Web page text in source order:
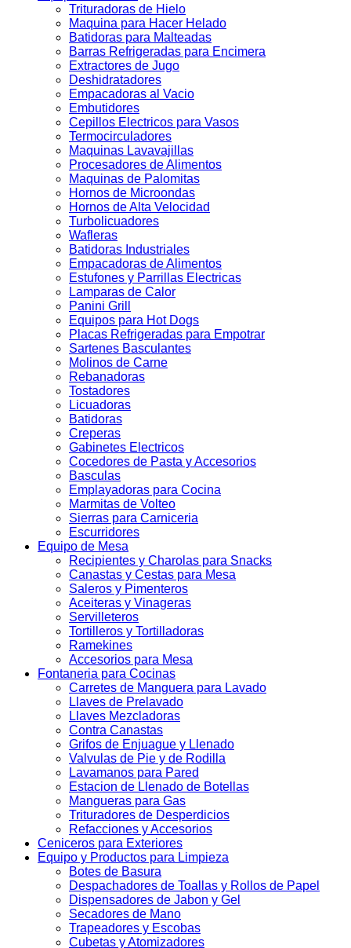
Trituradoras de Hielo
Maquina para Hacer Helado
Batidoras para Malteadas
Barras Refrigeradas para Encimera
Extractores de Jugo
Deshidratadores
Empacadoras al Vacio
Embutidores
Cepillos Electricos para Vasos
Termocirculadores
Maquinas Lavavajillas
Procesadores de Alimentos
Maquinas de Palomitas
Hornos de Microondas
Hornos de Alta Velocidad
Turbolicuadores
Wafleras
Batidoras Industriales
Empacadoras de Alimentos
Estufones y Parrillas Electricas
Lamparas de Calor
Panini Grill
Equipos para Hot Dogs
Placas Refrigeradas para Empotrar
Sartenes Basculantes
Molinos de Carne
Rebanadoras
Tostadores
Licuadoras
Batidoras
Creperas
Gabinetes Electricos
Cocedores de Pasta y Accesorios
Basculas
Emplayadoras para Cocina
Marmitas de Volteo
Sierras para Carniceria
Escurridores
Equipo de Mesa
Recipientes y Charolas para Snacks
Canastas y Cestas para Mesa
Saleros y Pimenteros
Aceiteras y Vinageras
Servilleteros
Tortilleros y Tortilladoras
Ramekines
Accesorios para Mesa
Fontaneria para Cocinas
Carretes de Manguera para Lavado
Llaves de Prelavado
Llaves Mezcladoras
Contra Canastas
Grifos de Enjuague y Llenado
Valvulas de Pie y de Rodilla
Lavamanos para Pared
Estacion de Llenado de Botellas
Mangueras para Gas
Trituradores de Desperdicios
Refacciones y Accesorios
Ceniceros para Exteriores
Equipo y Productos para Limpieza
Botes de Basura
Despachadores de Toallas y Rollos de Papel
Dispensadores de Jabon y Gel
Secadores de Mano
Trapeadores y Escobas
Cubetas y Atomizadores